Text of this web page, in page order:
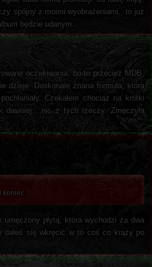
spójny z moimi wyobrażeniami,, to już
będzie udanym.
oczekiwania, bo to przecież MDB,
dzieje. Doskonale znana formuła, która
Czekałem chociaż na krótki
dawniej....nic z tych rzeczy. Zmęczyła
koniec.
umęczony płytą, która wychodzi za dwa
dałeś się wkręcić w to coś co krąży po